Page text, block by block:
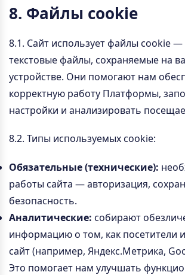
8. Файлы cookie
8.1. Сайт использует файлы cookie
текстовые файлы, сохраняемые на
устройстве. Они помогают нам
корректную работу Платформы,
настройки и анализировать
8.2. Типы используемых cookie:
Обязательные (технические):
работы сайта — авторизация,
безопасность.
Аналитические: собирают
информацию о том, как посетители
сайт (например, Яндекс.Метрика,
Это помогает нам улучшать